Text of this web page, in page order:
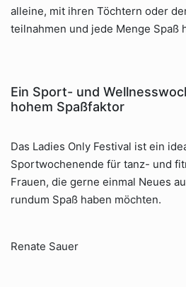
alleine, mit ihren Töchtern oder
teilnahmen und jede Menge Spaß
Ein Sport- und
hohem Spaßfaktor
Das Ladies Only Festival ist ein
Sportwochenende für tanz- und
Frauen, die gerne einmal Neues
rundum Spaß haben möchten.
Renate Sauer